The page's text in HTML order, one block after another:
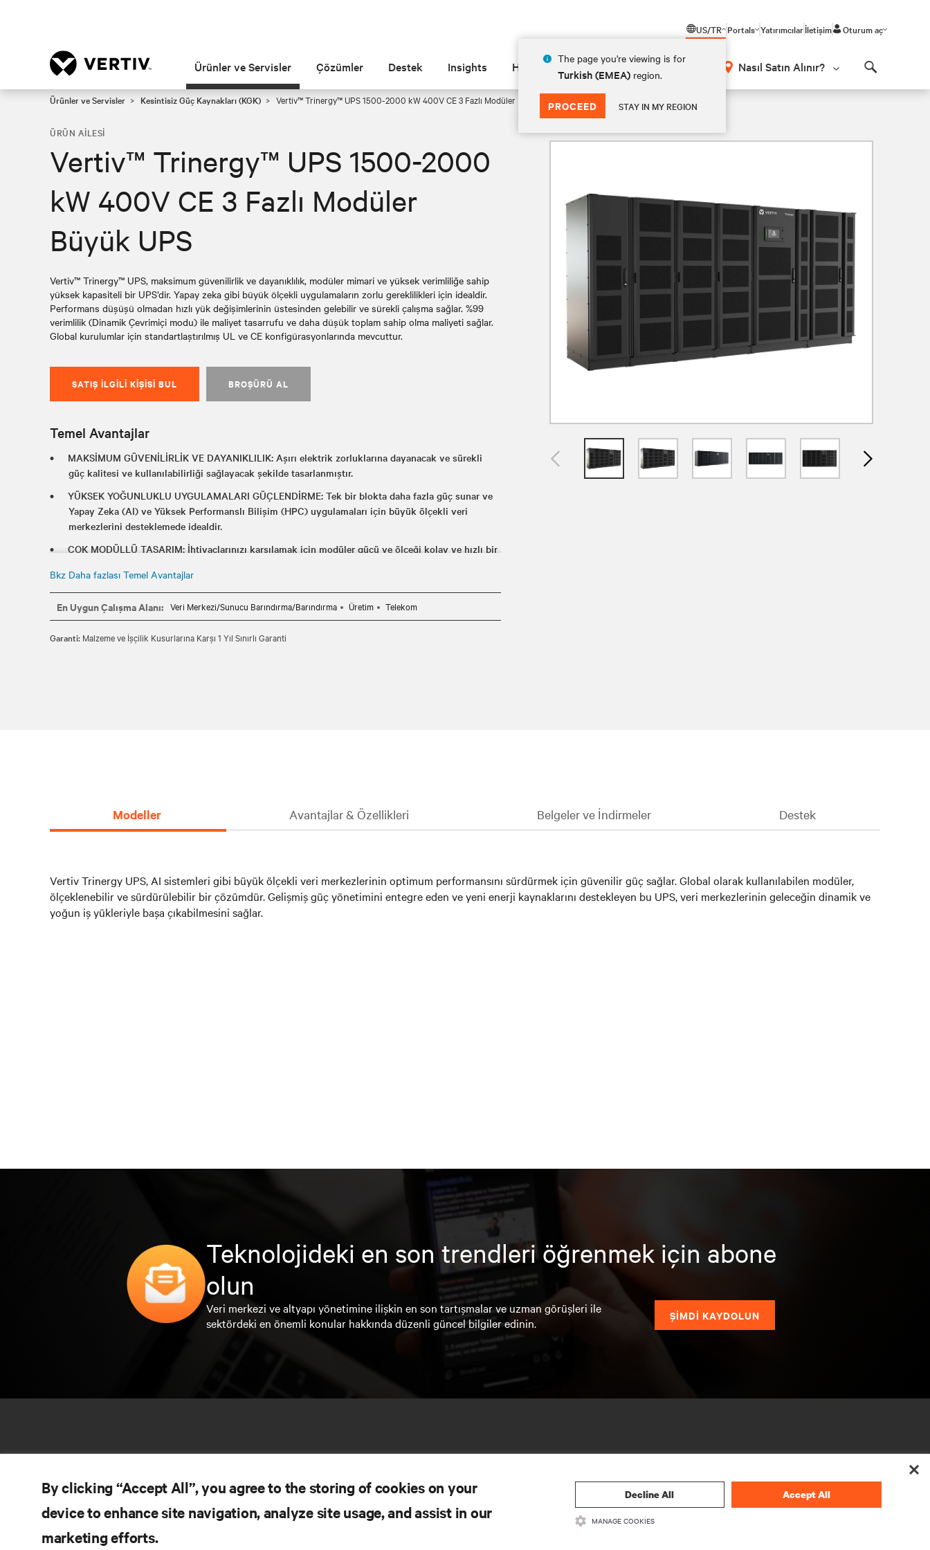
US/TR
The page you're viewing is for
Turkish (EMEA) region.
PROCEED STAY IN MY REGION
Portals Yatırımcılarİletişim Oturum aç
Ürünler ve Servisler Çözümler Destek Insights Hakkında Nasıl Satın Alınır?
Ürünler ve Servisler Kesintisiz Güç Kaynakları (KGK) Vertiv™ Trinergy™ UPS ​1500-2000 kW 400V CE 3 Fazlı Modüler Büyük UPS
ÜRÜN AILESI
Vertiv™ Trinergy™ UPS 1500-2000
kW 400V CE 3 Fazlı Modüler
Büyük UPS
Vertiv™ Trinergy™ UPS, maksimum güvenilirlik ve dayanıklılık, modüler mimari ve yüksek verimliliğe sahip
yüksek kapasiteli bir UPS’dir. Yapay zeka gibi büyük ölçekli uygulamaların zorlu gereklilikleri için idealdir.
Performans düşüşü olmadan hızlı yük değişimlerinin üstesinden gelebilir ve sürekli çalışma sağlar. %99
verimlilik (Dinamik Çevrimiçi modu) ile maliyet tasarrufu ve daha düşük toplam sahip olma maliyeti sağlar.
Global kurulumlar için standartlaştırılmış UL ve CE konfigürasyonlarında mevcuttur.
SATIŞ İLGILI KIŞISI BUL BROŞÜRÜ AL
Temel Avantajlar
MAKSİMUM GÜVENİLİRLİK VE DAYANIKLILIK: Aşırı elektrik zorluklarına dayanacak ve sürekli
güç kalitesi ve kullanılabilirliği sağlayacak şekilde tasarlanmıştır.
YÜKSEK YOĞUNLUKLU UYGULAMALARI GÜÇLENDİRME: Tek bir blokta daha fazla güç sunar ve
Yapay Zeka (AI) ve Yüksek Performanslı Bilişim (HPC) uygulamaları için büyük ölçekli veri
merkezlerini desteklemede idealdir.
ÇOK MODÜLLÜ TASARIM: İhtiyaçlarınızı karşılamak için modüler gücü ve ölçeği kolay ve hızlı bir
yedek güç kaynaklarının entegrasyonunu destekler.
VERİMİLİLİK ARTIŞI: Dinamik çevrimiçi modda %99‘e varan verimlilikle sürekli kullanılabilirlik ve
maliyet tasarrufunu bir araya getirir.
Bkz Daha fazlası Temel Avantajlar
En Uygun Çalışma Alanı: Veri Merkezi/Sunucu Barındırma/Barındırma Üretim Telekom
Garanti: Malzeme ve İşçilik Kusurlarına Karşı 1 Yıl Sınırlı Garanti
Modeller Avantajlar & Özellikleri Belgeler ve İndirmeler Destek
Vertiv Trinergy UPS, AI sistemleri gibi büyük ölçekli veri merkezlerinin optimum performansını sürdürmek için güvenilir güç sağlar. Global olarak kullanılabilen modüler,
ölçeklenebilir ve sürdürülebilir bir çözümdür. Gelişmiş güç yönetimini entegre eden ve yeni enerji kaynaklarını destekleyen bu UPS, veri merkezlerinin geleceğin dinamik ve
yoğun iş yükleriyle başa çıkabilmesini sağlar.
Teknolojideki en son trendleri öğrenmek için abone
olun
Veri merkezi ve altyapı yönetimine ilişkin en son tartışmalar ve uzman görüşleri ile
sektördeki en önemli konular hakkında düzenli güncel bilgiler edinin.
ŞİMDİ KAYDOLUN
By clicking “Accept All”, you agree to the storing of cookies on your
device to enhance site navigation, analyze site usage, and assist in our
marketing efforts.
Decline All Accept All
MANAGE COOKIES